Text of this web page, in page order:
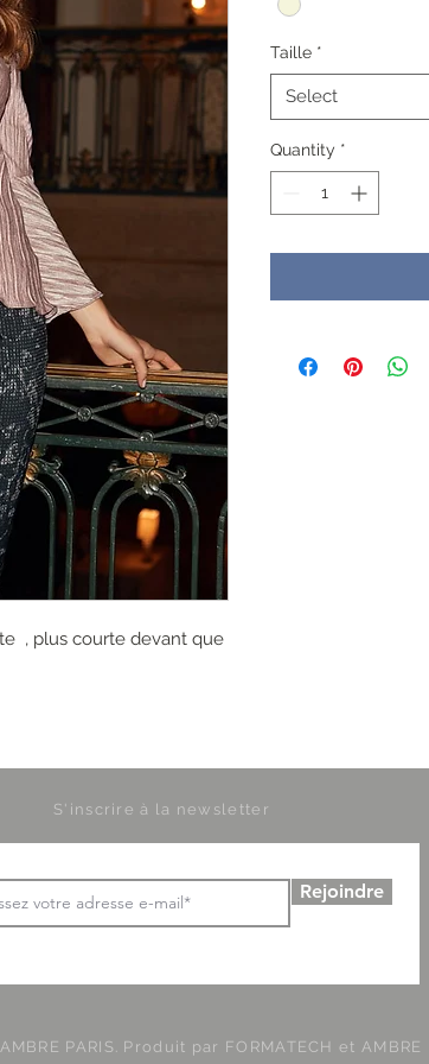
, plus courte devant que
Taille *
Select
Quantity *
S'inscrire à la newsletter
Rejoindre
PARIS. Produit par FORMATECH et AMBRE